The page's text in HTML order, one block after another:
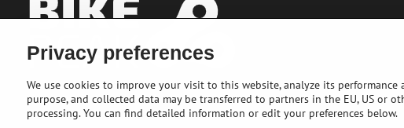
Privacy preferences
We use cookies to improve your visit to this website, analyze its
purpose, and collected data may be transferred to partners in the EU, US or
processing. You can find detailed information or edit your preferences below.